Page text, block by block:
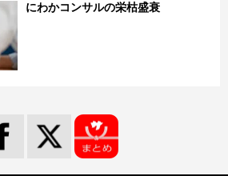
にわかコンサルの栄枯盛衰